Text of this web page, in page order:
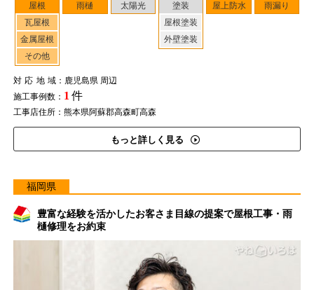
屋根
瓦屋根
金属屋根
その他
雨樋 太陽光
塗装
屋根塗装
外壁塗装
屋上防水 雨漏り
対応地域：鹿児島県 周辺
施工事例数： 1 件
工事店住所：熊本県阿蘇郡高森町高森
もっと詳しく見る
福岡県
豊富な経験を活かしたお客さま目線の提案で屋根工事・雨
樋修理をお約束